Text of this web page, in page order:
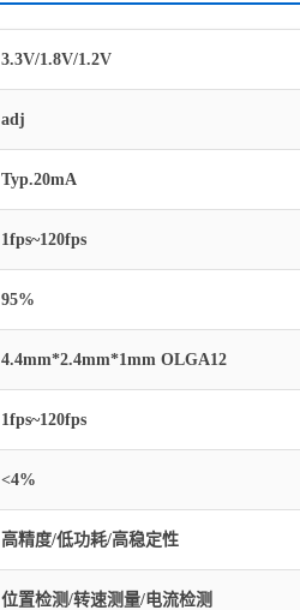
3.3V/1.8V/1.2V
adj
Typ.20mA
1fps~120fps
95%
4.4mm*2.4mm*1mm OLGA12
1fps~120fps
<4%
高精度/低功耗/高稳定性
位置检测/转速测量/电流检测